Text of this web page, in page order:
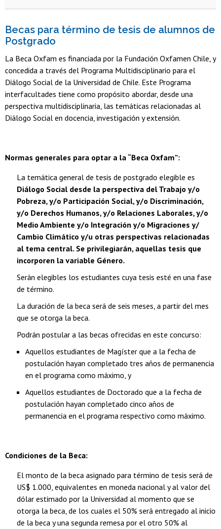
Becas para término de tesis de alumnos de
Postgrado
La Beca Oxfam es financiada por la Fundación Oxfamen Chile, y
concedida a través del Programa Multidisciplinario para el
Diálogo Social de la Universidad de Chile. Este Programa
interfacultades tiene como propósito abordar, desde una
perspectiva multidisciplinaria, las temáticas relacionadas al
Diálogo Social en docencia, investigación y extensión.
Normas generales para optar a la “Beca Oxfam”:
La temática general de tesis de postgrado elegible es
Diálogo Social desde la perspectiva del Trabajo y/o
Pobreza, y/o Participación Social, y/o Discriminación,
y/o Derechos Humanos, y/o Relaciones Laborales, y/o
Medio Ambiente y/o Integración y/o Migraciones y/
Cambio Climático y/u otras perspectivas relacionadas
al tema central. Se privilegiarán, aquellas tesis que
incorporen la variable Género.
Serán elegibles los estudiantes cuya tesis esté en una fase
de término.
La duración de la beca será de seis meses, a partir del mes
que se otorga la beca.
Podrán postular a las becas ofrecidas en este concurso:
Aquellos estudiantes de Magíster que a la fecha de
postulación hayan completado tres años de permanencia
en el programa como máximo, y
Aquellos estudiantes de Doctorado que a la fecha de
postulación hayan completado cinco años de
permanencia en el programa respectivo como máximo.
Condiciones de la Beca:
El monto de la beca asignado para término de tesis será de
US$ 1.000, equivalentes en moneda nacional y al valor del
dólar estimado por la Universidad al momento que se
otorga la beca, de los cuales el 50% será entregado al inicio
de la beca y una segunda remesa por el otro 50% al